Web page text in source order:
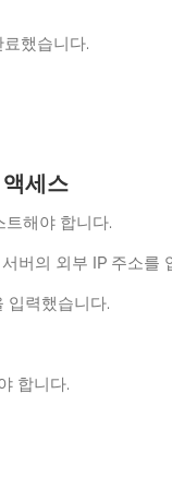
했습니다.
세스
해야 합니다.
버의 외부 IP 주소를
입력했습니다.
합니다.